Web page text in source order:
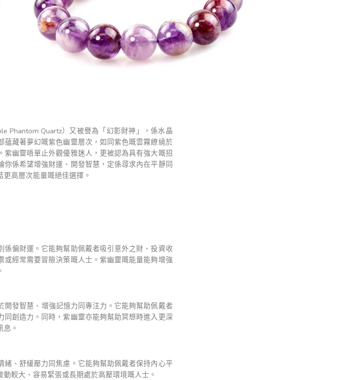
Phantom Quartz）又被譽為「幻影財神」，係水晶
藏著夢幻嘅紫色幽靈層次，如同紫色嘅雲霧繚繞於
幽靈唔單止外觀優雅迷人，更被認為具有強大嘅招
係希望增強財運、開發智慧，定係尋求內在平靜同
高層次能量嘅絕佳選擇。
偏財運。它能夠幫助佩戴者吸引意外之財、投資收
或經常需要冒險決策嘅人士。紫幽靈嘅能量能夠增強
開發智慧、增強記憶力同專注力。它能夠幫助佩戴者
創造力。同時，紫幽靈亦能夠幫助冥想時進入更深
息。
、舒緩壓力同焦慮。它能夠幫助佩戴者保持內心平
較大、容易緊張或長期處於高壓環境嘅人士。